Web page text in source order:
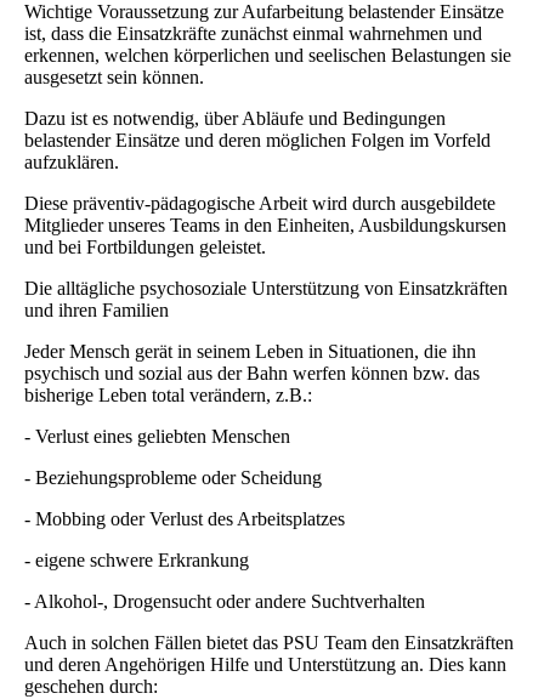
Wichtige Voraussetzung zur Aufarbeitung belastender Einsätze
ist, dass die Einsatzkräfte zunächst einmal wahrnehmen und
erkennen, welchen körperlichen und seelischen Belastungen sie
ausgesetzt sein können.
Dazu ist es notwendig, über Abläufe und Bedingungen
belastender Einsätze und deren möglichen Folgen im Vorfeld
aufzuklären.
Diese präventiv-pädagogische Arbeit wird durch ausgebildete
Mitglieder unseres Teams in den Einheiten, Ausbildungskursen
und bei Fortbildungen geleistet.
Die alltägliche psychosoziale Unterstützung von Einsatzkräften
und ihren Familien
Jeder Mensch gerät in seinem Leben in Situationen, die ihn
psychisch und sozial aus der Bahn werfen können bzw. das
bisherige Leben total verändern, z.B.:
- Verlust eines geliebten Menschen
- Beziehungsprobleme oder Scheidung
- Mobbing oder Verlust des Arbeitsplatzes
- eigene schwere Erkrankung
- Alkohol-, Drogensucht oder andere Suchtverhalten
Auch in solchen Fällen bietet das PSU Team den Einsatzkräften
und deren Angehörigen Hilfe und Unterstützung an. Dies kann
geschehen durch: